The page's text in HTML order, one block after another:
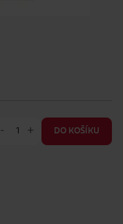
- + DO KOŠÍKU